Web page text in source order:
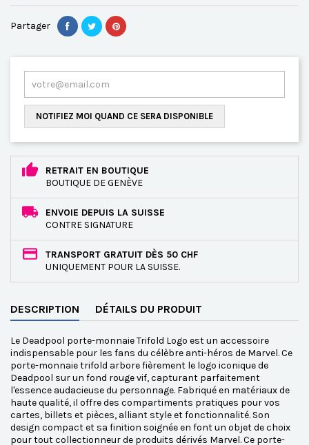
Partager
NOTIFIEZ MOI QUAND CE SERA DISPONIBLE
RETRAIT EN BOUTIQUE
BOUTIQUE DE GENÈVE
ENVOIE DEPUIS LA SUISSE
CONTRE SIGNATURE
TRANSPORT GRATUIT DÈS 50 CHF
UNIQUEMENT POUR LA SUISSE.
DESCRIPTION DÉTAILS DU PRODUIT
Le Deadpool porte-monnaie Trifold Logo est un accessoire
indispensable pour les fans du célèbre anti-héros de Marvel. Ce
porte-monnaie trifold arbore fièrement le logo iconique de
Deadpool sur un fond rouge vif, capturant parfaitement
l'essence audacieuse du personnage. Fabriqué en matériaux de
haute qualité, il offre des compartiments pratiques pour vos
cartes, billets et pièces, alliant style et fonctionnalité. Son
design compact et sa finition soignée en font un objet de choix
pour tout collectionneur de produits dérivés Marvel. Ce porte-